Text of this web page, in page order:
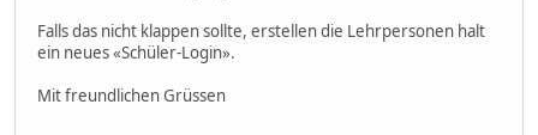
Falls das nicht klappen sollte, erstellen die Lehrpersonen halt
ein neues «Schüler-Login».
Mit freundlichen Grüssen